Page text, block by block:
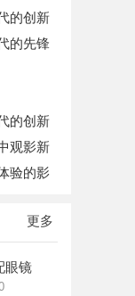
的创新
的先锋
的创新
观影新
验的影
更多
眼镜